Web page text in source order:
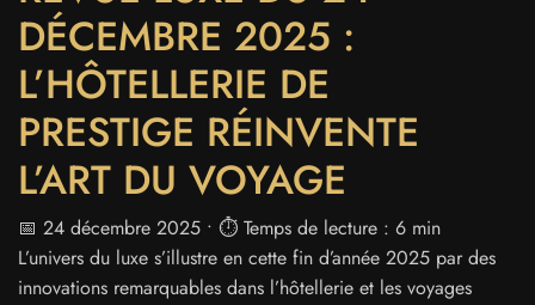
DÉCEMBRE 2025 :
L’HÔTELLERIE DE
PRESTIGE RÉINVENTE
L’ART DU VOYAGE
📅 24 décembre 2025 • ⏱️ Temps de lecture : 6 min
L’univers du luxe s’illustre en cette fin d’année 2025 par des
innovations remarquables dans l’hôtellerie et les voyages